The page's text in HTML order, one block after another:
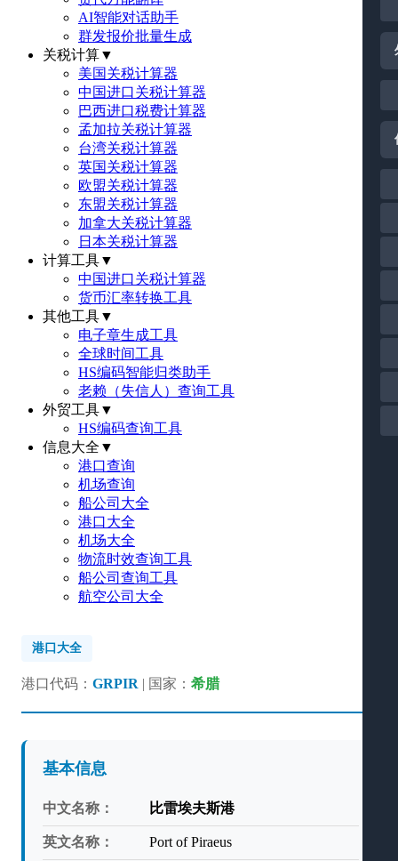
AI智能对话助手
群发报价批量生成
关税计算▼
美国关税计算器
中国进口关税计算器
巴西进口税费计算器
孟加拉关税计算器
台湾关税计算器
英国关税计算器
欧盟关税计算器
东盟关税计算器
加拿大关税计算器
日本关税计算器
计算工具▼
中国进口关税计算器
货币汇率转换工具
其他工具▼
电子章生成工具
全球时间工具
HS编码智能归类助手
老赖（失信人）查询工具
外贸工具▼
HS编码查询工具
信息大全 ▼
港口查询
机场查询
船公司大全
港口大全
机场大全
物流时效查询工具
船公司查询工具
航空公司大全
港口大全
港口代码： GRPIR | 国家： 希腊
基本信息
中文名称： 比雷埃夫斯港
英文名称： Port of Piraeus